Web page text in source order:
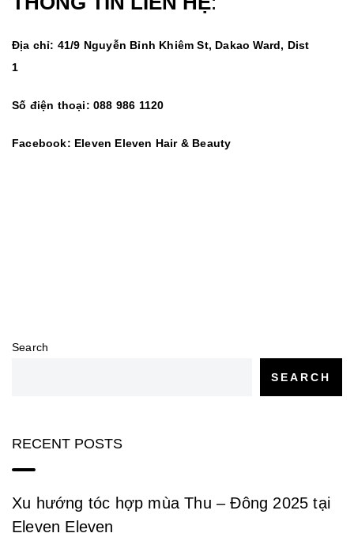
Địa chỉ: 41/9 Nguyễn Bỉnh Khiêm St, Dakao Ward, Dist
1
Số điện thoại: 088 986 1120
Facebook: Eleven Eleven Hair & Beauty
Search
SEARCH
RECENT POSTS
Xu hướng tóc hợp mùa Thu – Đông 2025 tại
Eleven Eleven